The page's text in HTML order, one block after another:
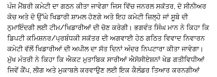
ਪੰਜ ਮੈਂਬਰੀ ਕਮੇਟੀ ਦਾ ਗਠਨ ਕੀਤਾ ਜਾਵੇਗਾ ਜਿਸ ਵਿੱਚ ਜਨਰਲ ਸਕੱਤਰ, ਦੋ ਸੀਨੀਅਰ
ਕੋਚ ਅਤੇ ਦੋ ਉੱਘੇ ਖਿਡਾਰੀ ਸ਼ਾਮਲ ਹੋਣਗੇ ਅਤੇ ਇਹ ਕਮੇਟੀ ਜ਼ਿਲ੍ਹੇ ਜਾਂ ਸੂਬੇ ਦੀ
ਨੁਮਾਇੰਦਗੀ ਲਈ ਟੀਮ/ਖਿਡਾਰੀਆਂ ਦੀ ਚੋਣ ਕਰੇਗੀ। ਭਗਵੰਤ ਸਿੰਘ ਮਾਨ ਨੇ ਕਿਹਾ ਕਿ
ਡਿਪਟੀ ਕਮਿਸ਼ਨਰ/ਪ੍ਰਬੰਧਕੀ ਸਕੱਤਰ ਦੀ ਅਗਵਾਈ ਹੇਠ ਗਠਿਤ ਵਿਵਾਦ ਨਿਵਾਰਨ
ਕਮੇਟੀ ਵੱਲੋਂ ਖਿਡਾਰੀਆਂ ਦੀ ਅਪੀਲ ਦਾ ਸੱਤ ਦਿਨਾਂ ਅੰਦਰ ਨਿਪਟਾਰਾ ਕੀਤਾ ਜਾਵੇਗਾ।
ਮੁੱਖ ਮੰਤਰੀ ਨੇ ਕਿਹਾ ਕਿ ਐਕਟ ਮੁਤਾਬਿਕ ਸਾਰੀਆਂ ਐਸੋਸੀਏਸ਼ਨਾਂ ਖੇਡ ਗਤੀਵਿਧੀਆਂ
ਜਿਵੇਂ ਕੈਂਪ, ਲੀਗ ਅਤੇ ਮੁਕਾਬਲੇ ਕਰਵਾਉਣ ਲਈ ਇਕ ਕੈਲੰਡਰ ਤਿਆਰ ਕਰਨਗੀਆਂ